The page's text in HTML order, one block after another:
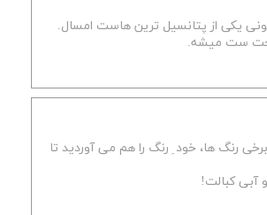
یکی از پتانسیل‌ ترین‌ هاست امسال.
ست میشه.
رنگ ها، خود ِ رنگ را هم می آوردید تا
آبی کبالت!